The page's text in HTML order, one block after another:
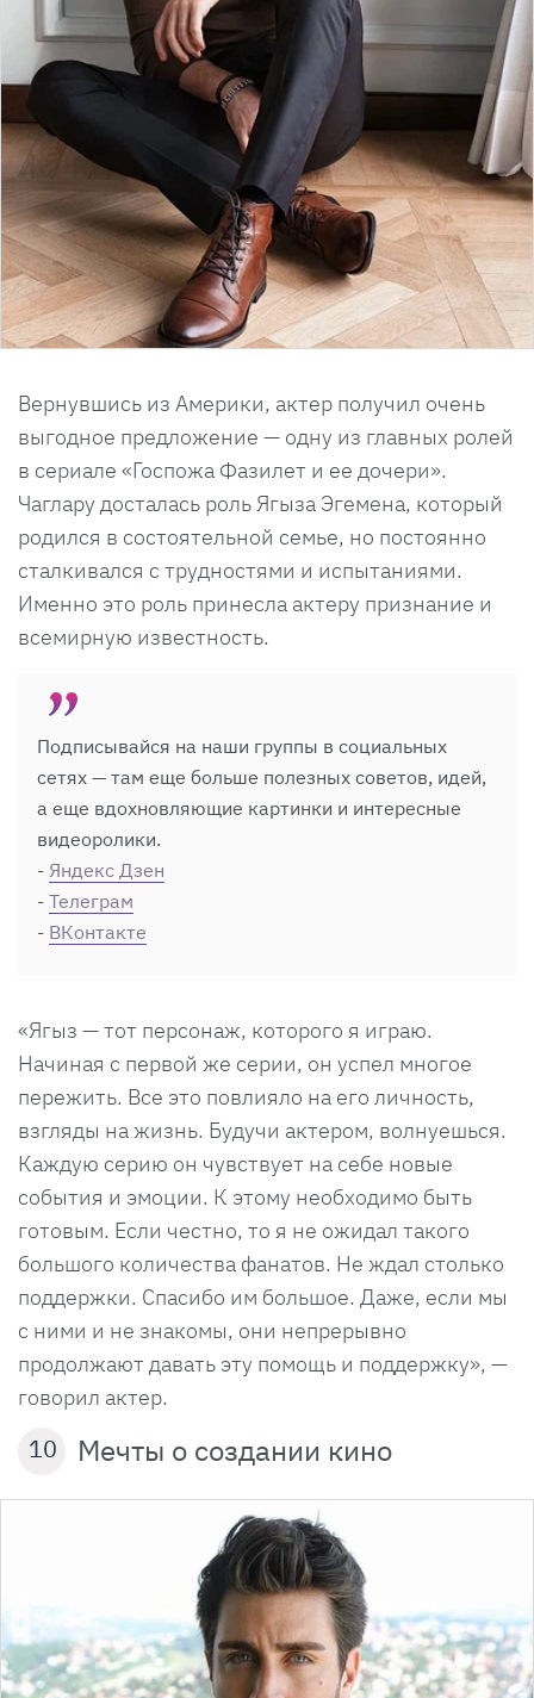
Вернувшись из Америки, актер получил очень
выгодное предложение — одну из главных ролей
в сериале «Госпожа Фазилет и ее дочери».
Чаглару досталась роль Ягыза Эгемена, который
родился в состоятельной семье, но постоянно
сталкивался с трудностями и испытаниями.
Именно это роль принесла актеру признание и
всемирную известность.
Подписывайся на наши группы в социальных
сетях — там еще больше полезных советов, идей,
а еще вдохновляющие картинки и интересные
видеоролики.
- Яндекс Дзен
- Телеграм
- ВКонтакте
«Ягыз — тот персонаж, которого я играю.
Начиная с первой же серии, он успел многое
пережить. Все это повлияло на его личность,
взгляды на жизнь. Будучи актером, волнуешься.
Каждую серию он чувствует на себе новые
события и эмоции. К этому необходимо быть
готовым. Если честно, то я не ожидал такого
большого количества фанатов. Не ждал столько
поддержки. Спасибо им большое. Даже, если мы
с ними и не знакомы, они непрерывно
продолжают давать эту помощь и поддержку», —
говорил актер.
10 Мечты о создании кино